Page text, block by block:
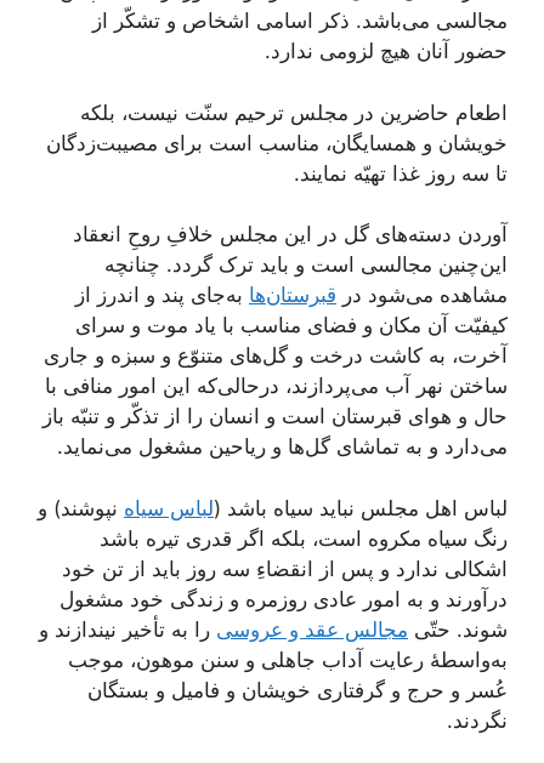
مجالسی می‌باشد. ذکر اسامی اشخاص و تشکّر از
حضور آنان هیچ لزومی ندارد.
اطعام حاضرین در مجلس ترحیم سنّت نیست، بلکه
خویشان و همسایگان، مناسب است برای مصیبت‌زدگان
تا سه روز غذا تهیّه نمایند.
آوردن دسته‌های گل در این مجلس خلافِ روحِ انعقاد
این‌چنین مجالسی است و باید ترک گردد. چنانچه
مشاهده می‌شود در قبرستان‌ها به‌جای پند و اندرز از
کیفیّت آن مکان و فضای مناسب با یاد موت و سرای
آخرت، به کاشت درخت و گل‌های متنوّع و سبزه و جاری
ساختن نهر آب می‌پردازند، در‌حالی‌که این امور منافی با
حال و هوای قبرستان است و انسان را از تذکّر و تنبّه باز
می‌دارد و به تماشای گل‌ها و ریاحین مشغول می‌نماید.
لباس اهل مجلس نباید سیاه باشد (لباس سیاه نپوشند) و
رنگ سیاه مکروه است، بلکه اگر قدری تیره باشد
اشکالی ندارد و پس از انقضاءِ سه روز باید از تن خود
درآورند و به امور عادی روزمره و زندگی خود مشغول
شوند. حتّی مجالس عقد و عروسی را به تأخیر نیندازند و
به‌واسطۀ رعایت آداب جاهلی و سنن موهون، موجب
عُسر و حرج و گرفتاری خویشان و فامیل و بستگان
نگردند.